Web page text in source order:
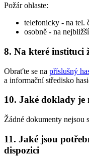
Požár ohlaste:
telefonicky - na tel.
osobně - na
8. Na které instituci
Obraťte se na příslušný
a informační středisko
10. Jaké doklady je
Žádné dokumenty nejsou
11. Jaké jsou
dispozici